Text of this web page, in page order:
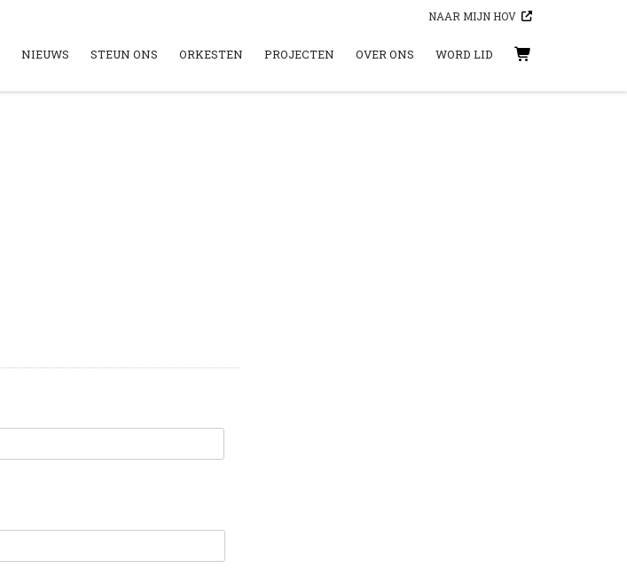
NAAR MIJN HOV
NIEUWS STEUN ONS ORKESTEN PROJECTEN OVER ONS WORD LID WINKELWAGEN